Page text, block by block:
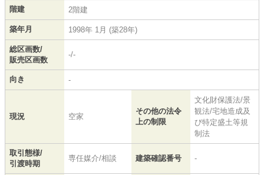
階建 2階建
築年月 1998年 1月 (築28年)
総区画数/
販売区画数
-/-
向き -
現況 空家
その他の法令
上の制限
文化財保護法/景
観法/宅地造成及
び特定盛土等規
制法
取引態様/
引渡時期
専任媒介/相談 建築確認番号 -